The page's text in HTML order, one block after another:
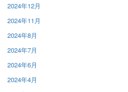
2024年12月
2024年11月
2024年8月
2024年7月
2024年6月
2024年4月